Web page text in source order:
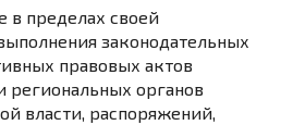
в пределах своей
законодательных
правовых актов
региональных органов
власти, распоряжений,